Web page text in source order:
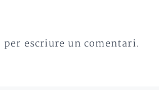
per escriure un comentari.